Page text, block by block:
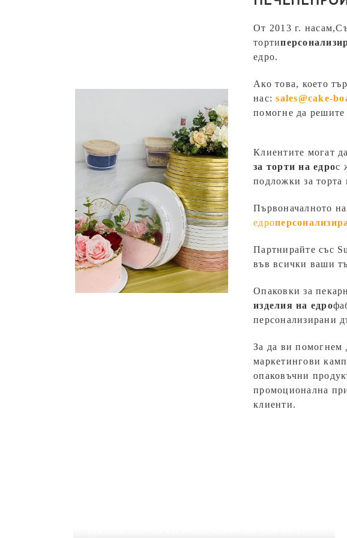
От 2013 г. насам,
торти
едро.
Ако това, което
нас: sales@cake-
помогне да
Клиентите могат
за торти на едрос
подложки за торта
Първоначалното
едро
Партнирайте със
във всички ваши
Опаковки за
изделия на едро
персонализирани
За да ви помогнем
маркетингови
опаковъчни
промоционална
клиенти.